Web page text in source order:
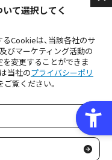
て選択してく
Cookieは、当該各社のサ
びマーケティング活動の
変更することができま
当社のプライバシーポリ
ご覧ください。
ィアポリシー
All Rights Reserved.